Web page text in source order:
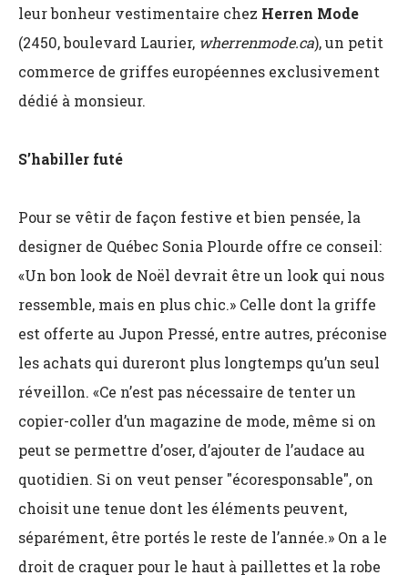
leur bonheur vestimentaire chez Herren Mode
(2450, boulevard Laurier, wherrenmode.ca), un petit
commerce de griffes européennes exclusivement
dédié à monsieur.
S’habiller futé
Pour se vêtir de façon festive et bien pensée, la
designer de Québec Sonia Plourde offre ce conseil:
«Un bon look de Noël devrait être un look qui nous
ressemble, mais en plus chic.» Celle dont la griffe
est offerte au Jupon Pressé, entre autres, préconise
les achats qui dureront plus longtemps qu’un seul
réveillon. «Ce n’est pas nécessaire de tenter un
copier-coller d’un magazine de mode, même si on
peut se permettre d’oser, d’ajouter de l’audace au
quotidien. Si on veut penser "écoresponsable", on
choisit une tenue dont les éléments peuvent,
séparément, être portés le reste de l’année.» On a le
droit de craquer pour le haut à paillettes et la robe